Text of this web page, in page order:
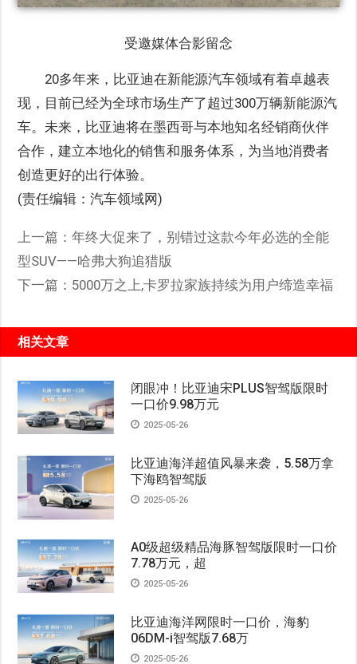
受邀媒体合影留念
20多年来，比亚迪在新能源汽车领域有着卓越表
现，目前已经为全球市场生产了超过300万辆新能源汽
车。未来，比亚迪将在墨西哥与本地知名经销商伙伴
合作，建立本地化的销售和服务体系，为当地消费者
创造更好的出行体验。
(责任编辑：汽车领域网)
上一篇：年终大促来了，别错过这款今年必选的全能
型SUV——哈弗大狗追猎版
下一篇： 5000万之上,卡罗拉家族持续为用户缔造幸福
相关文章
闭眼冲！比亚迪宋PLUS智驾版限时
一口价9.98万元
2025-05-26
比亚迪海洋超值风暴来袭，5.58万拿
下海鸥智驾版
2025-05-26
A0级超级精品海豚智驾版限时一口价
7.78万元，超
2025-05-26
比亚迪海洋网限时一口价，海豹
06DM-i智驾版7.68万
2025-05-26